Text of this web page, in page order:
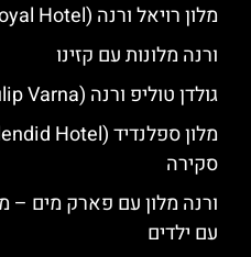
מלון רויאל ורנה (Royal Hotel) – סקירה
ורנה מלונות עם קזינו
גולדן טוליפ ורנה (Golden Tulip Varna) – סקירה
סקירה
ורנה מלון עם פארק מים –
עם ילדים